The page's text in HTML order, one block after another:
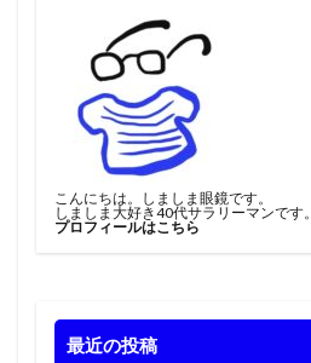
こんにちは。しましま眼鏡です。
しましま大好き40代サラリーマンです。
プロフィールはこちら
最近の投稿